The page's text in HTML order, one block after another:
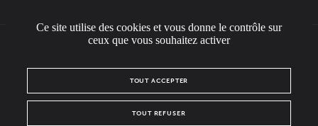
L'ÉQUIPE
POLITIQUE DE CONFIDENTIALITÉ
Ce site utilise des cookies et vous donne le contrôle sur
ceux que vous souhaitez activer
TOUT ACCEPTER
TOUT REFUSER